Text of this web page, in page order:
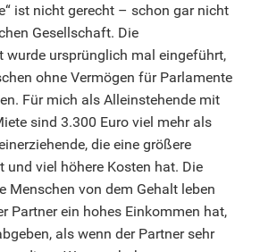
ist nicht gerecht – schon gar nicht
Gesellschaft. Die
wurde ursprünglich mal eingeführt,
ohne Vermögen für Parlamente
Für mich als Alleinstehende mit
sind 3.300 Euro viel mehr als
die eine größere
und viel höhere Kosten hat. Die
Menschen von dem Gehalt leben
Partner ein hohes Einkommen hat,
als wenn der Partner sehr